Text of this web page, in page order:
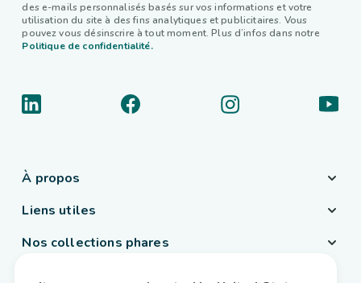
des e-mails personnalisés basés sur vos informations et votre
utilisation du site à des fins analytiques et publicitaires. Vous
pouvez vous désinscrire à tout moment. Plus d’infos dans notre
Politique de confidentialité.
À propos
Liens utiles
Nos collections phares